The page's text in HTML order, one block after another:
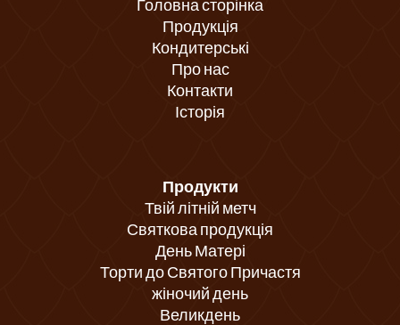
Головна сторінка
Продукція
Кондитерські
Про нас
Контакти
Історія
Продукти
Твій літній метч
Святкова продукція
День Матері
Торти до Святого Причастя
жіночий день
Великдень